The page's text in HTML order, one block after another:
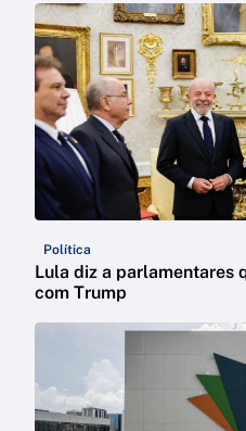
Política
Lula diz a parlamentares
com Trump